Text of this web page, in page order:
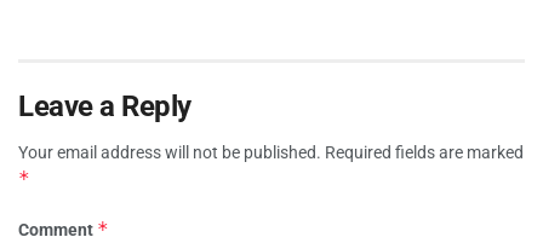
Leave a Reply
Your email address will not be published. Required fields are marked
*
Comment *